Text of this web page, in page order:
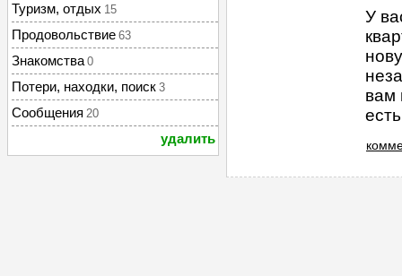
Туризм, отдых 15
Продовольствие 63
Знакомства 0
Потери, находки, поиск 3
Сообщения 20
удалить
У
вам